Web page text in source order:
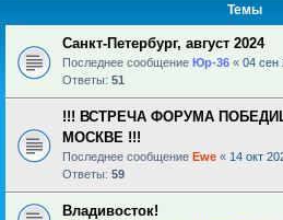
Темы
Санкт-Петербург, август 2024
Последнее сообщение Юр-36 « 04 сен
Ответы: 51
!!! ВСТРЕЧА ФОРУМА
МОСКВЕ !!!
Последнее сообщение Ewe « 14 окт
Ответы: 59
Владивосток!